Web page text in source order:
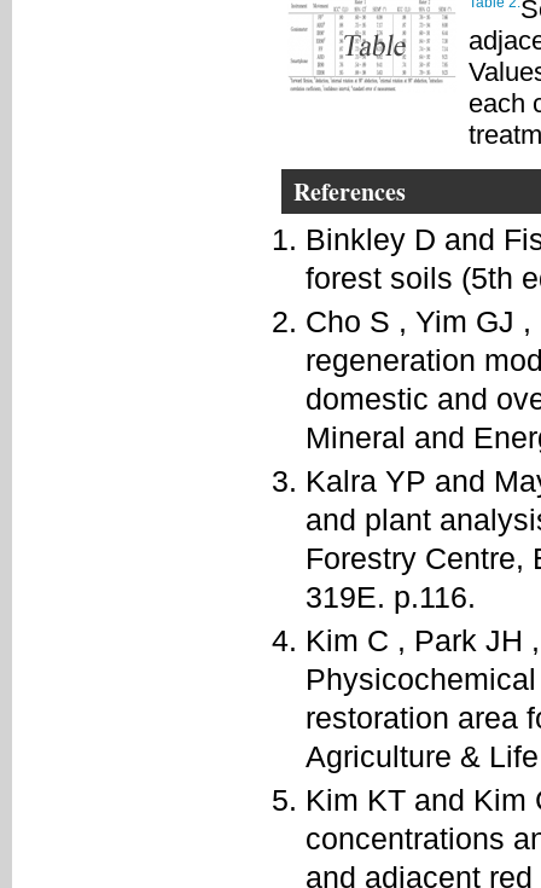
each
References
Binkley D and
forest soils (5th
Cho S , Yim GJ
regeneration
domestic and
Mineral and
Kalra YP and
and plant
Forestry Centre,
319E. p.116.
Kim C , Park JH
restoration area
Agriculture &
Kim KT and Kim
concentrations
and adjacent